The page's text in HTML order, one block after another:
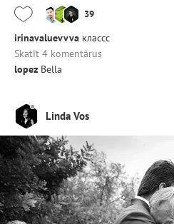
39
irinavaluevvva классс
Skatīt 4 komentārus
lopez Bella
Linda Vos